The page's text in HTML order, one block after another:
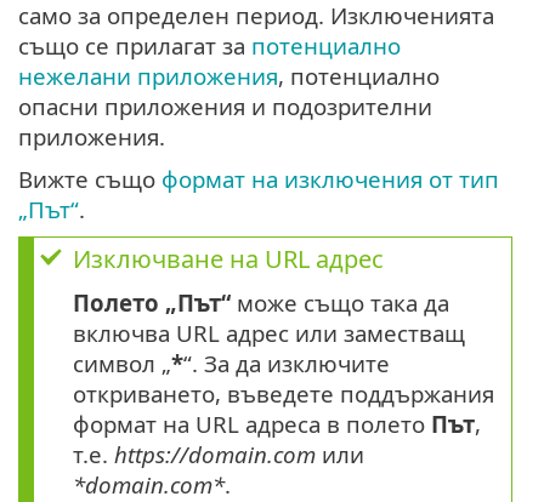
само за определен период. Изключенията
също се прилагат за потенциално
нежелани приложения, потенциално
опасни приложения и подозрителни
приложения.
Вижте също формат на изключения от тип
„Път“.
Изключване на URL адрес
Полето „Път“ може също така да
включва URL адрес или заместващ
символ „*“. За да изключите
откриването, въведете поддържания
формат на URL адреса в полето Път,
т.е. https://domain.com или
*domain.com*.